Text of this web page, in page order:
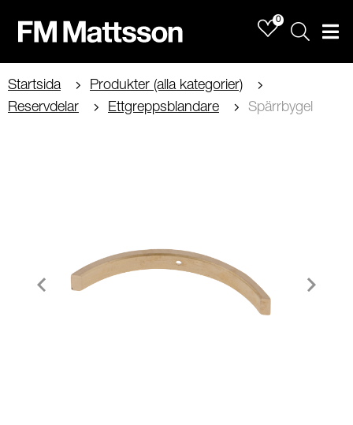
0
Sök
Startsida
Produkter (alla kategorier)
Reservdelar
Ettgreppsblandare Spärrbygel